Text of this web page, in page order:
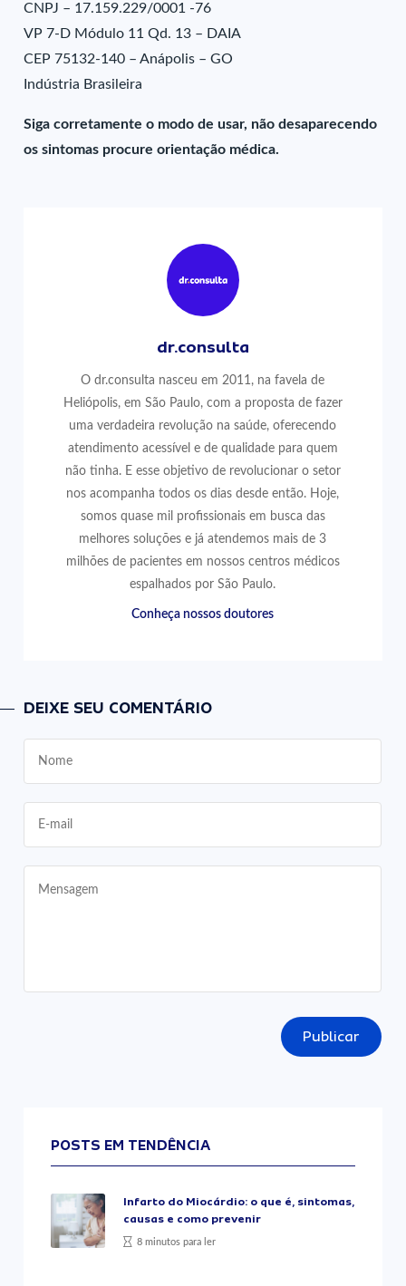
CNPJ – 17.159.229/0001 -76
VP 7-D Módulo 11 Qd. 13 – DAIA
CEP 75132-140 – Anápolis – GO
Indústria Brasileira
Siga corretamente o modo de usar, não desaparecendo
os sintomas procure orientação médica.
dr.consulta
O dr.consulta nasceu em 2011, na favela de
Heliópolis, em São Paulo, com a proposta de fazer
uma verdadeira revolução na saúde, oferecendo
atendimento acessível e de qualidade para quem
não tinha. E esse objetivo de revolucionar o setor
nos acompanha todos os dias desde então. Hoje,
somos quase mil profissionais em busca das
melhores soluções e já atendemos mais de 3
milhões de pacientes em nossos centros médicos
espalhados por São Paulo.
Conheça nossos doutores
DEIXE SEU COMENTÁRIO
Publicar
POSTS EM TENDÊNCIA
Infarto do Miocárdio: o que é, sintomas,
causas e como prevenir
8 minutos para ler